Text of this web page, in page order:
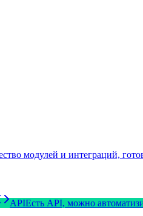
модулей и интеграций,
APIЕсть API, можно